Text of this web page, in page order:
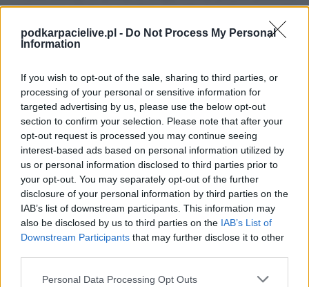
podkarpacielive.pl - Do Not Process My Personal
Information
If you wish to opt-out of the sale, sharing to third parties, or
processing of your personal or sensitive information for
targeted advertising by us, please use the below opt-out
section to confirm your selection. Please note that after your
opt-out request is processed you may continue seeing
interest-based ads based on personal information utilized by
us or personal information disclosed to third parties prior to
your opt-out. You may separately opt-out of the further
disclosure of your personal information by third parties on the
IAB’s list of downstream participants. This information may
also be disclosed by us to third parties on the IAB’s List of
Downstream Participants that may further disclose it to other
Please note that this website/app uses one or more Google
Personal Data Processing Opt Outs
wielkanocna sobota, w zasadzie wszystko na połowę, wszystko
w normie i tak chyba trzeba to podsumować- kontynuował.
Marek Zub: W dalszym ciągu mamy
trudności ze zdobywaniem bramek
- Oczywiście przechodząc do kwestii sportowych związanych z
drużyną, z jej funkcjonowaniem, grą, tym co pokazała na
boisku, na pewno na pierwszy rzut oka wysuwa się w dalszym
ciągu nasza skuteczność. Mam tu na myśli nie generalnie
skuteczność gry, ale nawet dzisiaj ta skuteczność w
wykorzystywaniu sytuacji, w których te bramki padać powinny.
Marek Zub: Zabrakło wisienki na torcie
- W dalszym ciągu mamy trudności ze zdobywaniem bramek,
chociaż dzisiaj dwie strzelone przez nas były w pełni